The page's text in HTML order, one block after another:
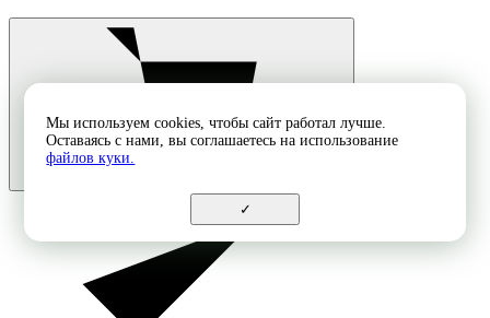
Мы используем cookies, чтобы сайт работал лучше.
Оставаясь с нами, вы соглашаетесь на использование
файлов куки.
✓